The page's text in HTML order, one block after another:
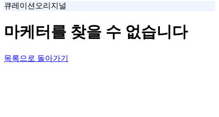
큐레이션 오리지널
마케터를 찾을 수 없습니다
목록으로 돌아가기